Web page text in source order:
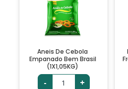
Aneis De Cebola
Empanado Bem Brasil
(1X1,05KG)
- +